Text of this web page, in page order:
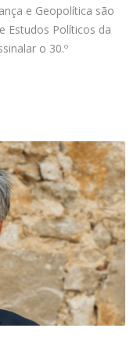
e Geopolítica são
Estudos Políticos da
o 30.º